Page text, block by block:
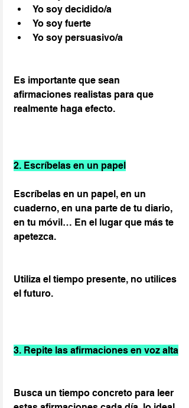
Yo soy decidido/a
Yo soy fuerte
Yo soy persuasivo/a
Es importante que sean
afirmaciones realistas para que
realmente haga efecto.
2. Escríbelas en un papel
Escríbelas en un papel, en un
cuaderno, en una parte de tu diario,
en tu móvil… En el lugar que más te
apetezca.
Utiliza el tiempo presente, no utilices
el futuro.
3. Repite las afirmaciones en voz alta
Busca un tiempo concreto para leer